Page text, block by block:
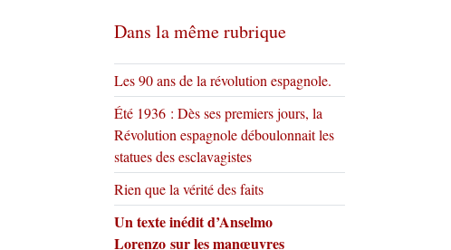
Dans la même rubrique
Les 90 ans de la révolution espagnole.
Été 1936 : Dès ses premiers jours, la
Révolution espagnole déboulonnait les
statues des esclavagistes
Rien que la vérité des faits
Un texte inédit d’Anselmo
Lorenzo sur les manœuvres